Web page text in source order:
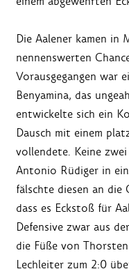
Die Aalener kamen in
nennenswerten
Vorausgegangen war
Benyamina, das
entwickelte sich ein
Dausch mit einem
vollendete. Keine
Antonio Rüdiger in
fälschte diesen an die
dass es Eckstoß für
Defensive zwar aus
die Füße von
Lechleiter zum 2:0